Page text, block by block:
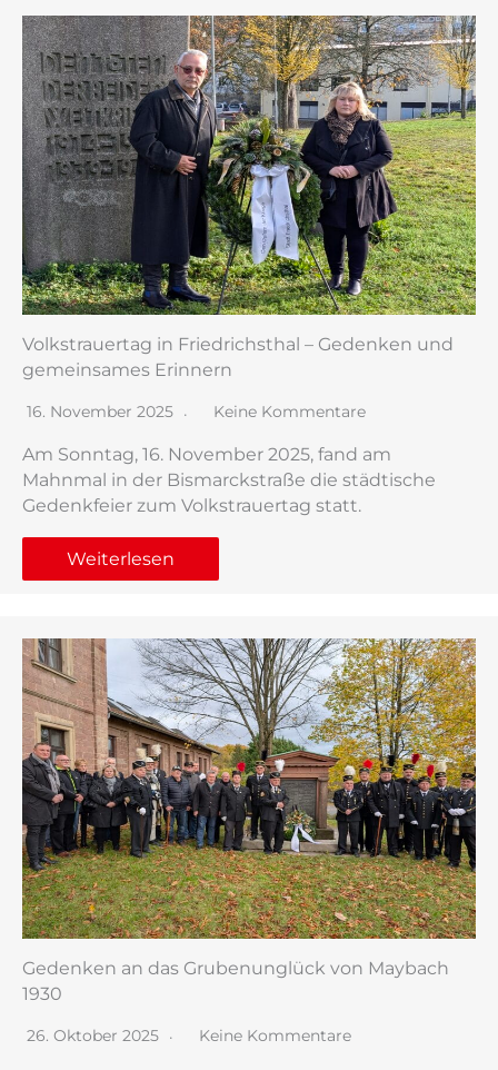
Volkstrauertag in Friedrichsthal – Gedenken und
gemeinsames Erinnern
16. November 2025 Keine Kommentare
Am Sonntag, 16. November 2025, fand am
Mahnmal in der Bismarckstraße die städtische
Gedenkfeier zum Volkstrauertag statt.
Weiterlesen
Gedenken an das Grubenunglück von Maybach
1930
26. Oktober 2025 Keine Kommentare